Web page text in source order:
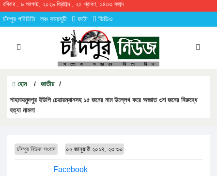
রবিবার , ৯ আগস্ট, ২০২৬ খ্রিষ্টাব্দ , ২৫ শ্রাবণ, ১৪৩৩ বঙ্গাব্দ
চাঁদপুর পরিচিতি লঞ্চ সময়সূচী ফটো ভিডিও
হোম / জাতীয় /
শাহমাহমুদপুর ইউপি চেয়ারম্যানসহ ১৫ জনের নাম উল্লেখ করে অজ্ঞাত ৩শ জনের বিরুদ্ধে
হত্যা মামলা
চাঁদপুর নিউজ সংবাদ ০২ জানুয়ারী ২০১৪, ২৩:৩০
Facebook